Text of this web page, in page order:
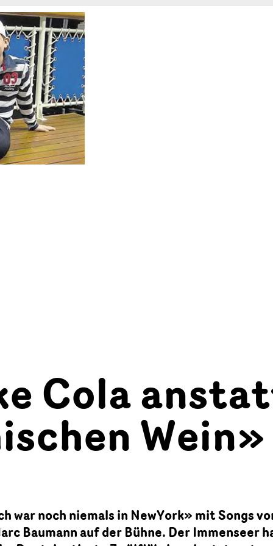
Cola
Wein»
war noch niemals in NewYork» mit Songs
Baumann auf der Bühne. Der Immenseer